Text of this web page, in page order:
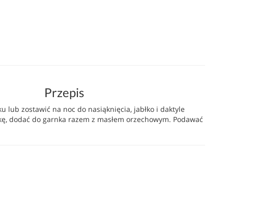
Przepis
lub zostawić na noc do nasiąknięcia, jabłko i daktyle
dodać do garnka razem z masłem orzechowym. Podawać